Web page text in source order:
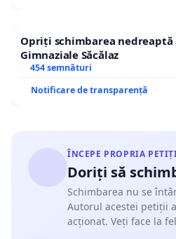
Opriți schimbarea nedreaptă
Gimnaziale Săcălaz
454 semnături
Notificare de transparență
ÎNCEPE PROPRIA
Doriți să
Schimbarea nu se
Autorul acestei petiții
acționat. Veți face la